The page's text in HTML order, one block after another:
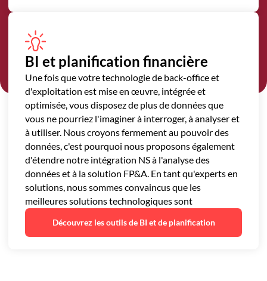
BI et planification financière
Une fois que votre technologie de back-office et
d'exploitation est mise en œuvre, intégrée et
optimisée, vous disposez de plus de données que
vous ne pourriez l'imaginer à interroger, à analyser et
à utiliser. Nous croyons fermement au pouvoir des
données, c'est pourquoi nous proposons également
d'étendre notre intégration NS à l'analyse des
données et à la solution FP&A. En tant qu'experts en
solutions, nous sommes convaincus que les
meilleures solutions technologiques sont
Découvrez les outils de BI et de planification